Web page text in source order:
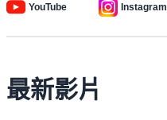
YouTube Instagram
最新影片